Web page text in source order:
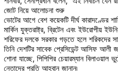
জোট নিয়ে আলোচনা শুরু
ভোটের আগে বেশ কয়েকটি দীর্ঘ কারাদণ্ডের
মার্কিন যুক্তরাষ্ট্র, ব্রিটেন এবং ইউরোপীয়
শরিফের দলকে সরকার গড়তে হলে শরিকদের
তিনি দেশটির সাবেক প্রেসিডেন্ট আসিফ আলী
শোনা যাচ্ছে, পিপিপির চেয়ারম্যান
নেতাদের প্রতি আহ্বান জানান৷